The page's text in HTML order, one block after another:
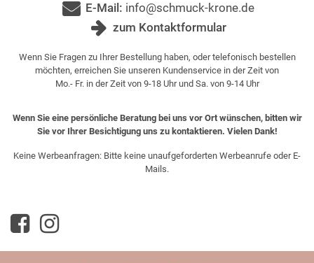
E-Mail: info@schmuck-krone.de
zum Kontaktformular
Wenn Sie Fragen zu Ihrer Bestellung haben, oder telefonisch bestellen
möchten, erreichen Sie unseren Kundenservice in der Zeit von
Mo.- Fr. in der Zeit von 9-18 Uhr und Sa. von 9-14 Uhr
Wenn Sie eine persönliche Beratung bei uns vor Ort wünschen, bitten wir
Sie vor Ihrer Besichtigung uns zu kontaktieren. Vielen Dank!
Keine Werbeanfragen: Bitte keine unaufgeforderten Werbeanrufe oder E-
Mails.